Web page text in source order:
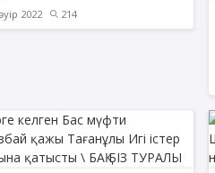
2022 214
Аптаның сенбі күндері сағат